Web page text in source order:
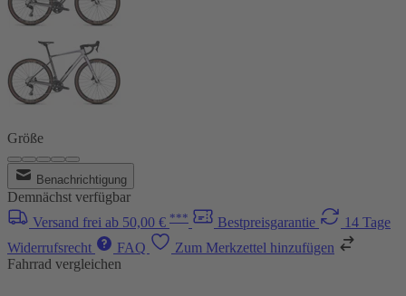
Größe
Benachrichtigung
Demnächst verfügbar
Versand frei ab 50,00 € *** Bestpreisgarantie
14 Tage
Widerrufsrecht
FAQ
Zum Merkzettel hinzufügen
Fahrrad vergleichen